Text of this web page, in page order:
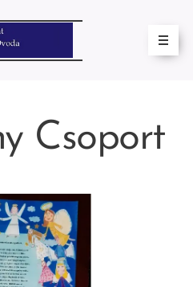
Csoport